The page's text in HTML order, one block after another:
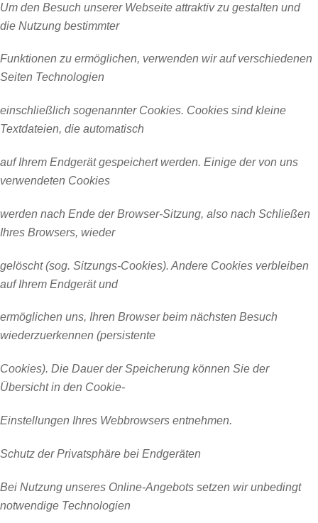
Um den Besuch unserer Webseite attraktiv zu gestalten und
die Nutzung bestimmter
Funktionen zu ermöglichen, verwenden wir auf verschiedenen
Seiten Technologien
einschließlich sogenannter Cookies. Cookies sind kleine
Textdateien, die automatisch
auf Ihrem Endgerät gespeichert werden. Einige der von uns
verwendeten Cookies
werden nach Ende der Browser-Sitzung, also nach Schließen
Ihres Browsers, wieder
gelöscht (sog. Sitzungs-Cookies). Andere Cookies verbleiben
auf Ihrem Endgerät und
ermöglichen uns, Ihren Browser beim nächsten Besuch
wiederzuerkennen (persistente
Cookies). Die Dauer der Speicherung können Sie der
Übersicht in den Cookie-
Einstellungen Ihres Webbrowsers entnehmen.
Schutz der Privatsphäre bei Endgeräten
Bei Nutzung unseres Online-Angebots setzen wir unbedingt
notwendige Technologien